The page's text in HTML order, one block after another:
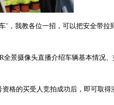
’，我教各位一招，可以把安全带拉
景摄像头直播介绍车辆基本情况、
格的买受人竞拍成功后，即可取得